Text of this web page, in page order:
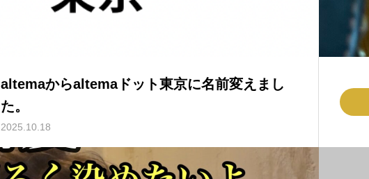
altemaからaltemaドット東京に名前変えまし
た。
2025.10.18